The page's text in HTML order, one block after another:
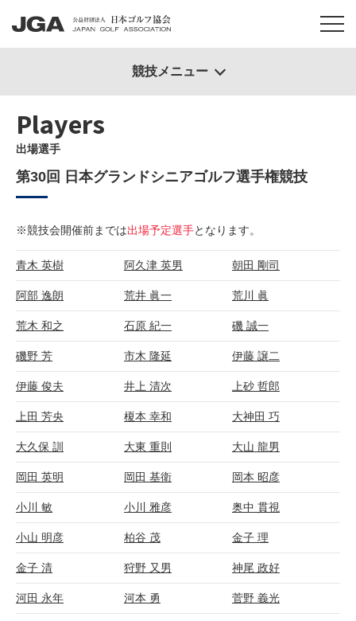
Players
出場選手
第30回 日本グランドシニアゴルフ選手権競技
※競技会開催前までは出場予定選手となります。
青木 英樹 阿久津 英男 朝田 剛司
阿部 逸朗 荒井 眞一 荒川 眞
荒木 和之 石原 紀一 磯 誠一
磯野 芳 市木 隆延 伊藤 譲二
伊藤 俊夫 井上 清次 上砂 哲郎
上田 芳央 榎本 幸和 大神田 巧
大久保 訓 大東 重則 大山 龍男
岡田 英明 岡田 基衛 岡本 昭彦
小川 敏 小川 雅彦 奥中 貫視
小山 明彦 柏谷 茂 金子 理
金子 清 狩野 又男 神尾 政好
河田 永年 河本 勇 菅野 義光
競技メニュー